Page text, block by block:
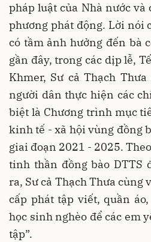
pháp luật của Nhà nước và
phương phát động. Lời nói
có tầm ảnh hưởng đến bà
gần đây, trong các dịp lễ,
Khmer, Sư cả Thạch
người dân thực hiện các
biệt là Chương trình mục
kinh tế - xã hội vùng đồng
giai đoạn 2021 - 2025.
tinh thần đồng bào DTTS
ra, Sư cả Thạch Thưa cùng
cấp phát tập viết, quần
học sinh nghèo để các em
tập”.